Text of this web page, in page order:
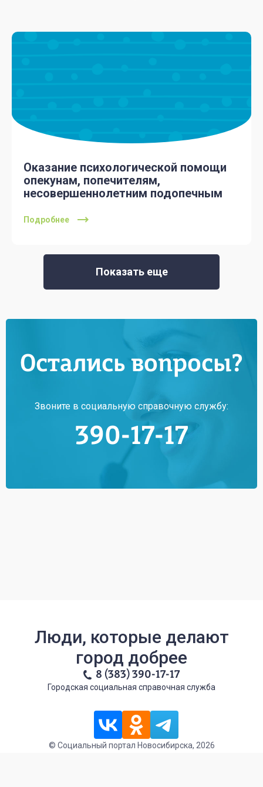
Оказание психологической помощи
опекунам, попечителям,
несовершеннолетним подопечным
Подробнее
Показать еще
Остались вопросы?
Звоните в социальную справочную службу:
390-17-17
Люди, которые делают
город добрее
8 (383) 390-17-17
Городская социальная справочная служба
© Социальный портал Новосибирска, 2026